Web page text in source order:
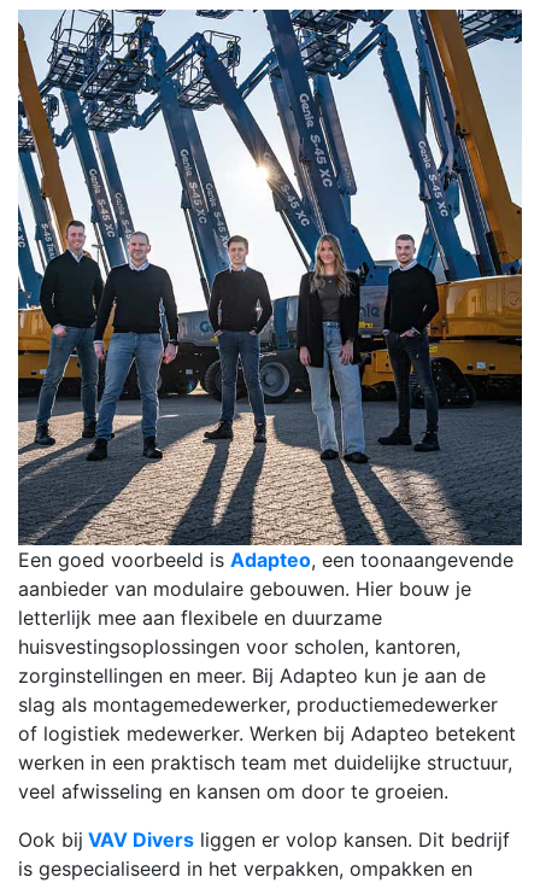
Een goed voorbeeld is Adapteo, een toonaangevende
aanbieder van modulaire gebouwen. Hier bouw je
letterlijk mee aan flexibele en duurzame
huisvestingsoplossingen voor scholen, kantoren,
zorginstellingen en meer. Bij Adapteo kun je aan de
slag als montagemedewerker, productiemedewerker
of logistiek medewerker. Werken bij Adapteo betekent
werken in een praktisch team met duidelijke structuur,
veel afwisseling en kansen om door te groeien.
Ook bij VAV Divers liggen er volop kansen. Dit bedrijf
is gespecialiseerd in het verpakken, ompakken en